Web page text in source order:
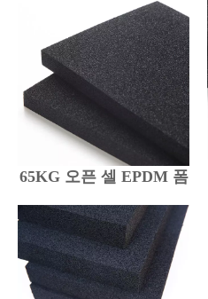
65KG 오픈 셀 EPDM 폼